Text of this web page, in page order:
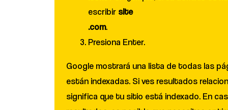
escribir site
.com.
Presiona Enter.
Google mostrará una lista de todas las
están indexadas. Si ves resultados
significa que tu sitio está indexado. En